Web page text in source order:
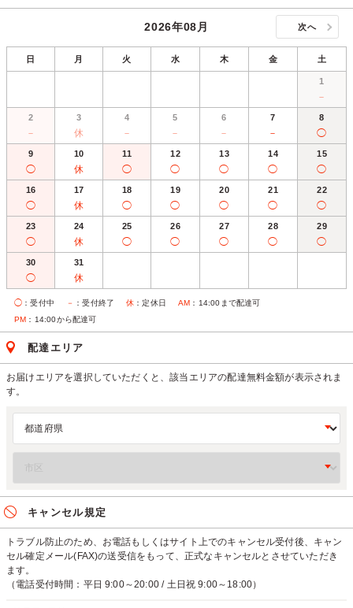
2026年08月 次へ
日 月 火 水 木 金 土
1
－
2
－
3
休
4
－
5
－
6
－
7
－
8
◯
9
◯
10
休
11
◯
12
◯
13
◯
14
◯
15
◯
16
◯
17
休
18
◯
19
◯
20
◯
21
◯
22
◯
23
◯
24
休
25
◯
26
◯
27
◯
28
◯
29
◯
30
◯
31
休
◯ ：受付中 － ：受付終了 休 ：定休日 AM ：14:00まで配達可
PM ：14:00から配達可
配達エリア
お届けエリアを選択していただくと、該当エリアの配達無料金額が表示されま
す。
キャンセル規定
トラブル防止のため、お電話もしくはサイト上でのキャンセル受付後、キャン
セル確定メール(FAX)の送受信をもって、正式なキャンセルとさせていただき
ます。
（電話受付時間：平日 9:00～20:00 / 土日祝 9:00～18:00）